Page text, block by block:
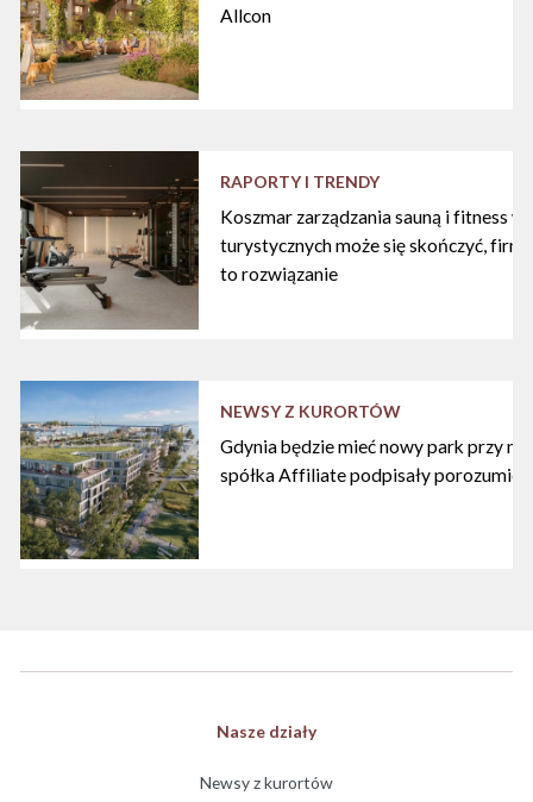
Allcon
RAPORTY I TRENDY
Koszmar zarządzania sauną i fitness w
turystycznych może się skończyć,
to rozwiązanie
NEWSY Z KURORTÓW
Gdynia będzie mieć nowy park przy
spółka Affiliate podpisały
Nasze działy
Newsy z kurortów